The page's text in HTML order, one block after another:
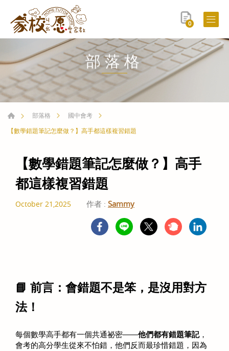
0
部落格
部落格
國中會考
【數學錯題筆記怎麼做？】高手都這樣複習錯題
【數學錯題筆記怎麼做？】高手
都這樣複習錯題
October 21,2025 作者 : Sammy
📘 前言：會錯題不是笨，是沒用對方
法！
每個數學高手都有一個共通祕密——他們都有錯題筆記，
會考的高分學生從來不怕錯，他們反而最珍惜錯題，因為